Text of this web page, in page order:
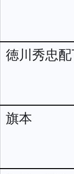
徳川秀忠
旗本